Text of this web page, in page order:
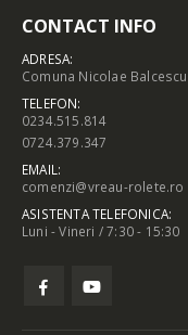
CONTACT INFO
ADRESA:
Comuna Nicolae
TELEFON:
0234.515.814
0724.379.347
EMAIL:
comenzi@vreau-rolete.ro
ASISTENTA TELEFONICA:
Luni - Vineri / 7:30 - 15:30